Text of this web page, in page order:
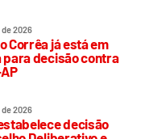
2026
Corrêa já está em
para decisão contra
2026
decisão